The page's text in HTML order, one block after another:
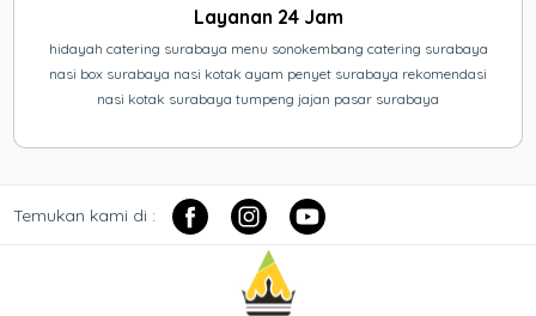
Layanan 24 Jam
hidayah catering surabaya menu sonokembang catering surabaya
nasi box surabaya nasi kotak ayam penyet surabaya rekomendasi
nasi kotak surabaya tumpeng jajan pasar surabaya
Temukan kami di :